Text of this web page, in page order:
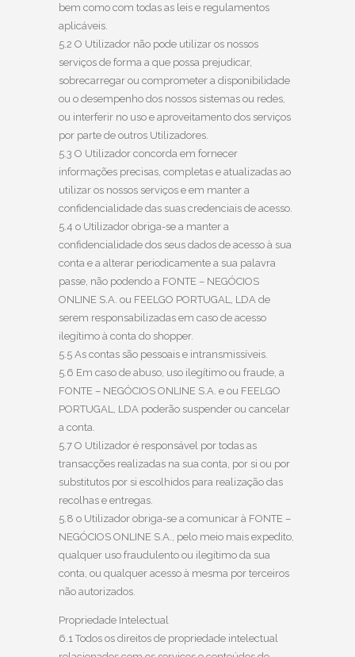
bem como com todas as leis e regulamentos
aplicáveis.
5.2 O Utilizador não pode utilizar os nossos
serviços de forma a que possa prejudicar,
sobrecarregar ou comprometer a disponibilidade
ou o desempenho dos nossos sistemas ou redes,
ou interferir no uso e aproveitamento dos serviços
por parte de outros Utilizadores.
5.3 O Utilizador concorda em fornecer
informações precisas, completas e atualizadas ao
utilizar os nossos serviços e em manter a
confidencialidade das suas credenciais de acesso.
5.4 o Utilizador obriga-se a manter a
confidencialidade dos seus dados de acesso à sua
conta e a alterar periodicamente a sua palavra
passe, não podendo a FONTE – NEGÓCIOS
ONLINE S.A. ou FEELGO PORTUGAL, LDA de
serem responsabilizadas em caso de acesso
ilegítimo à conta do shopper.
5.5 As contas são pessoais e intransmissíveis.
5.6 Em caso de abuso, uso ilegítimo ou fraude, a
FONTE – NEGÓCIOS ONLINE S.A. e ou FEELGO
PORTUGAL, LDA poderão suspender ou cancelar
a conta.
5.7 O Utilizador é responsável por todas as
transacções realizadas na sua conta, por si ou por
substitutos por si escolhidos para realização das
recolhas e entregas.
5.8 o Utilizador obriga-se a comunicar à FONTE –
NEGÓCIOS ONLINE S.A., pelo meio mais expedito,
qualquer uso fraudulento ou ilegítimo da sua
conta, ou qualquer acesso à mesma por terceiros
não autorizados.
Propriedade Intelectual
6.1 Todos os direitos de propriedade intelectual